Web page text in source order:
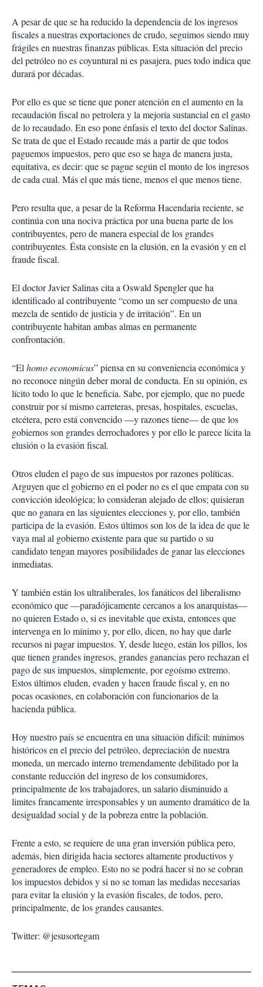
A pesar de que se ha reducido la dependencia de los ingresos
fiscales a nuestras exportaciones de crudo, seguimos siendo muy
frágiles en nuestras finanzas públicas. Esta situación del precio
del petróleo no es coyuntural ni es pasajera, pues todo indica que
durará por décadas.
Por ello es que se tiene que poner atención en el aumento en la
recaudación fiscal no petrolera y la mejoría sustancial en el gasto
de lo recaudado. En eso pone énfasis el texto del doctor Salinas.
Se trata de que el Estado recaude más a partir de que todos
paguemos impuestos, pero que eso se haga de manera justa,
equitativa, es decir: que se pague según el monto de los ingresos
de cada cual. Más el que más tiene, menos el que menos tiene.
Pero resulta que, a pesar de la Reforma Hacendaria reciente, se
continúa con una nociva práctica por una buena parte de los
contribuyentes, pero de manera especial de los grandes
contribuyentes. Ésta consiste en la elusión, en la evasión y en el
fraude fiscal.
El doctor Javier Salinas cita a Oswald Spengler que ha
identificado al contribuyente “como un ser compuesto de una
mezcla de sentido de justicia y de irritación”. En un
contribuyente habitan ambas almas en permanente
confrontación.
“El homo economicus” piensa en su conveniencia económica y
no reconoce ningún deber moral de conducta. En su opinión, es
lícito todo lo que le beneficia. Sabe, por ejemplo, que no puede
construir por sí mismo carreteras, presas, hospitales, escuelas,
etcétera, pero está convencido —y razones tiene— de que los
gobiernos son grandes derrochadores y por ello le parece lícita la
elusión o la evasión fiscal.
Otros eluden el pago de sus impuestos por razones políticas.
Arguyen que el gobierno en el poder no es el que empata con su
convicción ideológica; lo consideran alejado de ellos; quisieran
que no ganara en las siguientes elecciones y, por ello, también
participa de la evasión. Estos últimos son los de la idea de que le
vaya mal al gobierno existente para que su partido o su
candidato tengan mayores posibilidades de ganar las elecciones
inmediatas.
Y también están los ultraliberales, los fanáticos del liberalismo
económico que —paradójicamente cercanos a los anarquistas—
no quieren Estado o, si es inevitable que exista, entonces que
intervenga en lo mínimo y, por ello, dicen, no hay que darle
recursos ni pagar impuestos. Y, desde luego, están los pillos, los
que tienen grandes ingresos, grandes ganancias pero rechazan el
pago de sus impuestos, simplemente, por egoísmo extremo.
Estos últimos eluden, evaden y hacen fraude fiscal y, en no
pocas ocasiones, en colaboración con funcionarios de la
hacienda pública.
Hoy nuestro país se encuentra en una situación difícil: mínimos
históricos en el precio del petróleo, depreciación de nuestra
moneda, un mercado interno tremendamente debilitado por la
constante reducción del ingreso de los consumidores,
principalmente de los trabajadores, un salario disminuido a
limites francamente irresponsables y un aumento dramático de la
desigualdad social y de la pobreza entre la población.
Frente a esto, se requiere de una gran inversión pública pero,
además, bien dirigida hacia sectores altamente productivos y
generadores de empleo. Esto no se podrá hacer si no se cobran
los impuestos debidos y si no se toman las medidas necesarias
para evitar la elusión y la evasión fiscales, de todos, pero,
principalmente, de los grandes causantes.
Twitter: @jesusortegam